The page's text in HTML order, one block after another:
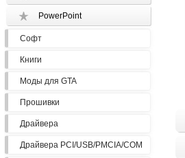
PowerPoint
Софт
Книги
Моды для GTA
Прошивки
Драйвера
Драйвера PCI/USB/PMCIA/COM